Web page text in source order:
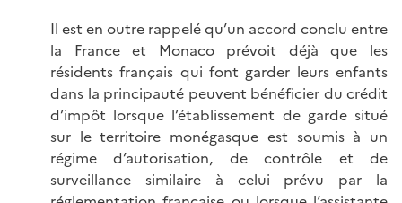
Il est en outre rappelé qu’un accord conclu entre
la France et Monaco prévoit déjà que les
résidents français qui font garder leurs enfants
dans la principauté peuvent bénéficier du crédit
d’impôt lorsque l’établissement de garde situé
sur le territoire monégasque est soumis à un
régime d’autorisation, de contrôle et de
surveillance similaire à celui prévu par la